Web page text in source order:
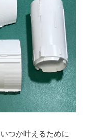
つか叶えるために